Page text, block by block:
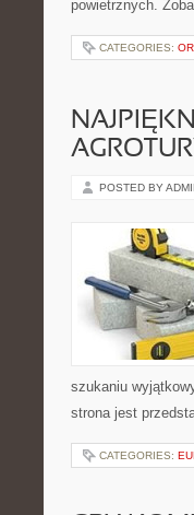
powietrznych.
CATEGORIES:
POSTED BY
szukaniu
strona jest
CATEGORIES: